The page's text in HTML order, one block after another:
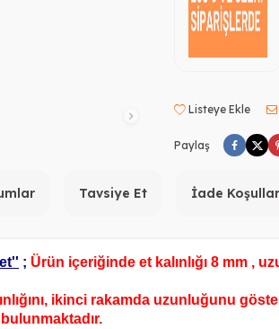
Listeye Ekle
Paylaş
Tavsiye Et İade
'' ; Ürün içeriğinde et kalınlığı 8 mm ,
ikinci rakamda uzunluğunu